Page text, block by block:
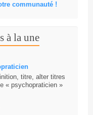
communauté !
à la une
titre, alter titres
« psychopraticien »